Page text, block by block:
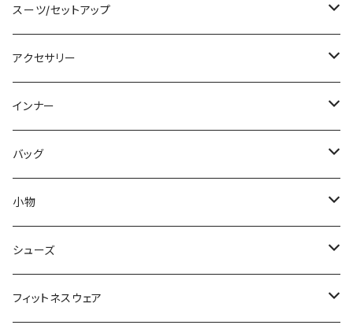
チュニック
ニット/セーター
パーカー
スウェット/トレーナー
その他
レギンス
その他
オールインワン
その他
その他
バンドゥビキニ
ワンピース
ラッシュガード
その他
ミニ/ショート
ミディアム/ミモレ
ロング/マキシ
袖付き
ノースリーブ
パンツドレス
ナイトドレス
スーツ/セットアップ
パンツスーツ
スカートスーツ
その他
アクセサリー
ネックレス
ブレスレット
ピアス
コサージュ
リング
インナー
ブラ/ブラトップ/ベアトップ
ショーツ
タンクトップ/キャミソール
半袖/5分
バッグ
サブバッグ
クラッチバッグ
トートバッグ
小物
マフラー/スカーフ/ストール
財布
シューズ
スニーカー
フィットネスウェア